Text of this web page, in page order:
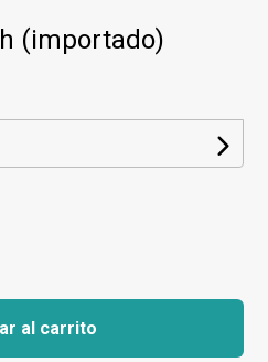
(importado)
al carrito